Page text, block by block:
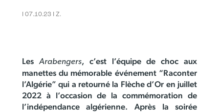
I 07.10.23 I Z.
Les Arabengers, c’est l’équipe de choc aux
manettes du mémorable événement “Raconter
l’Algérie” qui a retourné la Flèche d’Or en juillet
2022 à l’occasion de la commémoration de
l’indépendance algérienne. Après la soirée